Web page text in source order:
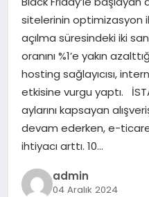
SAĞLIK
SPOR
TEKNOLOJI
YAŞAM
sitelerinin optimizasyon
açılma süresindeki iki
oranını %1’e yakın
hosting sağlayıcısı,
etkisine vurgu yaptı.
aylarını kapsayan
devam ederken, e-
ihtiyacı arttı. 10…
admin
04 Aralık 2024